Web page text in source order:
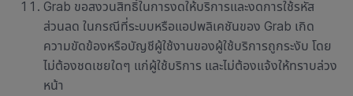
Grab ขอสงวนสิทธิ์ในการงดให้บริการและงดการใช้รหัส
ส่วนลด ในกรณีที่ระบบหรือแอปพลิเคชันของ Grab เกิด
ความขัดข้องหรือบัญชีผู้ใช้งานของผู้ใช้บริการถูกระงับ โดย
ไม่ต้องชดเชยใดๆ แก่ผู้ใช้บริการ และไม่ต้องแจ้งให้ทราบล่วง
หน้า